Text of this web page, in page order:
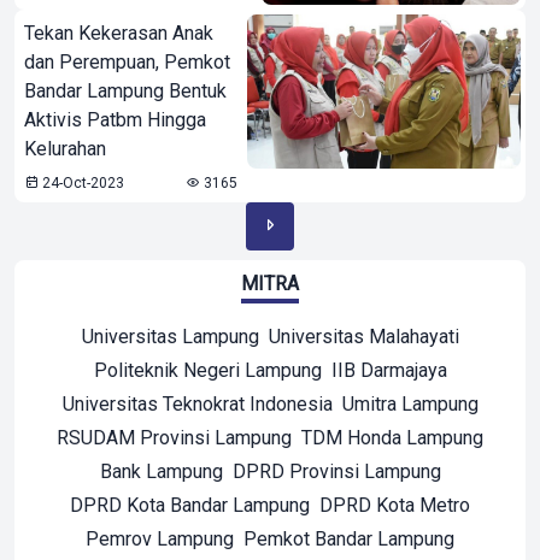
Tekan Kekerasan Anak
dan Perempuan, Pemkot
Bandar Lampung Bentuk
Aktivis Patbm Hingga
Kelurahan
24-Oct-2023 3165
MITRA
Universitas Lampung Universitas Malahayati
Politeknik Negeri Lampung IIB Darmajaya
Universitas Teknokrat Indonesia Umitra Lampung
RSUDAM Provinsi Lampung TDM Honda Lampung
Bank Lampung DPRD Provinsi Lampung
DPRD Kota Bandar Lampung DPRD Kota Metro
Pemrov Lampung Pemkot Bandar Lampung